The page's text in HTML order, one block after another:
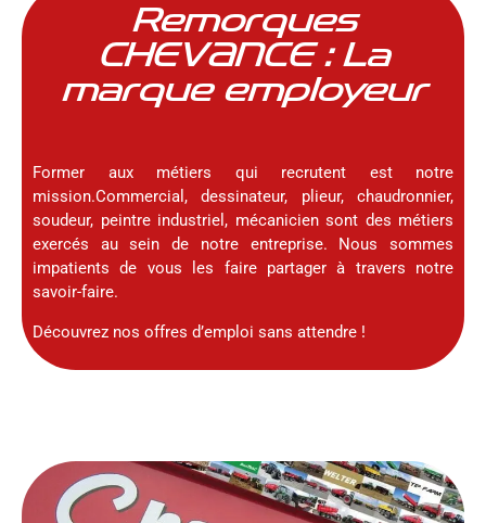
Remorques
CHEVANCE : La
marque employeur
Former aux métiers qui recrutent est notre
mission.Commercial, dessinateur, plieur, chaudronnier,
soudeur, peintre industriel, mécanicien sont des métiers
exercés au sein de notre entreprise. Nous sommes
impatients de vous les faire partager à travers notre
savoir-faire.
Découvrez nos offres d’emploi sans attendre !